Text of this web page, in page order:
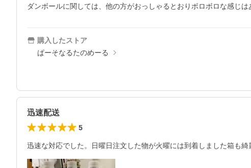
ダンボールに関しては、他の方がおっしゃるとおりボロボロな感じ
購入したストア
ぱーそなるたのめーる
迅速配送
5
迅速な対応でした。日曜日注文した物が火曜には到着しました箱も